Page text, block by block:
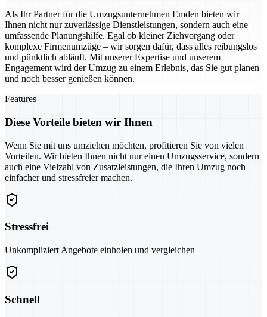
Als Ihr Partner für die Umzugsunternehmen Emden bieten wir
Ihnen nicht nur zuverlässige Dienstleistungen, sondern auch eine
umfassende Planungshilfe. Egal ob kleiner Ziehvorgang oder
komplexe Firmenumzüge – wir sorgen dafür, dass alles reibungslos
und pünktlich abläuft. Mit unserer Expertise und unserem
Engagement wird der Umzug zu einem Erlebnis, das Sie gut planen
und noch besser genießen können.
Features
Diese Vorteile bieten wir Ihnen
Wenn Sie mit uns umziehen möchten, profitieren Sie von vielen
Vorteilen. Wir bieten Ihnen nicht nur einen Umzugsservice, sondern
auch eine Vielzahl von Zusatzleistungen, die Ihren Umzug noch
einfacher und stressfreier machen.
Stressfrei
Unkompliziert Angebote einholen und vergleichen
Schnell